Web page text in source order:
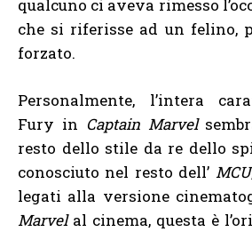
qualcuno ci aveva rimesso
che si riferisse ad un felino,
forzato.
Personalmente, l’intera
Fury in Captain Marvel
resto dello stile da re dello
conosciuto nel resto dell’ MCU
legati alla versione
Marvelal cinema, questa è